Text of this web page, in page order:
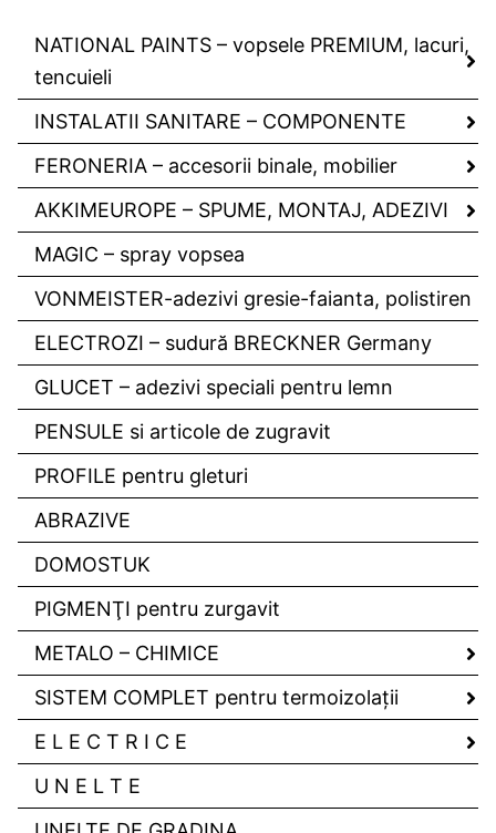
NATIONAL PAINTS – vopsele PREMIUM, lacuri,
tencuieli
INSTALATII SANITARE – COMPONENTE
FERONERIA – accesorii binale, mobilier
AKKIMEUROPE – SPUME, MONTAJ, ADEZIVI
MAGIC – spray vopsea
VONMEISTER-adezivi gresie-faianta, polistiren
ELECTROZI – sudură BRECKNER Germany
GLUCET – adezivi speciali pentru lemn
PENSULE si articole de zugravit
PROFILE pentru gleturi
ABRAZIVE
DOMOSTUK
PIGMENŢI pentru zurgavit
METALO – CHIMICE
SISTEM COMPLET pentru termoizolaţii
E L E C T R I C E
U N E L T E